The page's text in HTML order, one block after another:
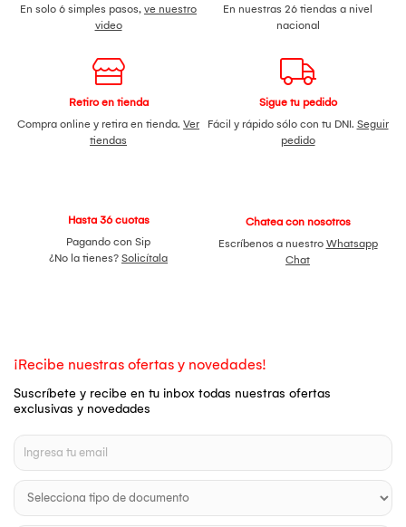
En solo 6 simples pasos, ve nuestro
video
En nuestras 26 tiendas a nivel
nacional
Retiro en tienda
Compra online y retira en tienda. Ver
tiendas
Sigue tu pedido
Fácil y rápido sólo con tu DNI. Seguir
pedido
Hasta 36 cuotas
Pagando con Sip
¿No la tienes? Solicítala
Chatea con nosotros
Escríbenos a nuestro Whatsapp
Chat
¡Recibe nuestras ofertas y novedades!
Suscríbete y recibe en tu inbox todas nuestras ofertas
exclusivas y novedades